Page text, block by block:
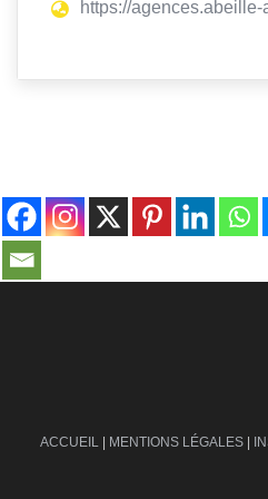
https://
ACCUEIL | MENTIONS LÉGALES |